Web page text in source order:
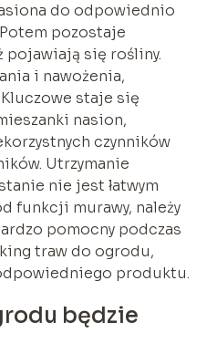
do odpowiednio
pozostaje
pojawiają się rośliny.
i nawożenia,
staje się
nasion,
czynników
Utrzymanie
nie jest łatwym
funkcji murawy, należy
pomocny podczas
traw do ogrodu,
produktu.
będzie